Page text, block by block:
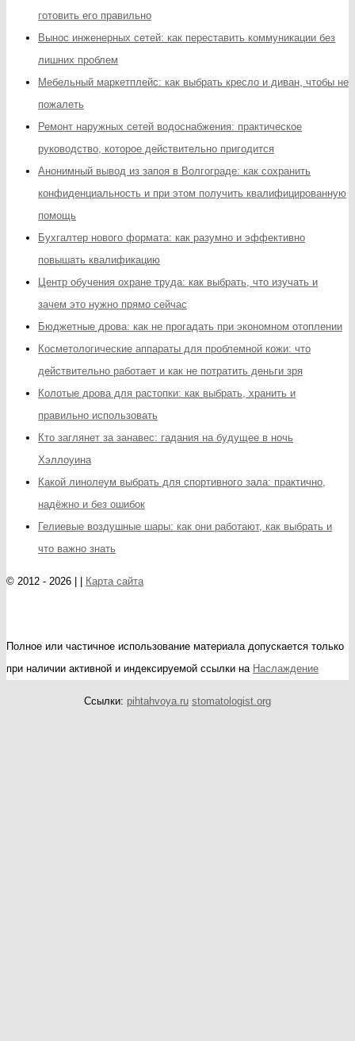
готовить его правильно
Вынос инженерных сетей: как переставить коммуникации без
лишних проблем
Мебельный маркетплейс: как выбрать кресло и диван, чтобы не
пожалеть
Ремонт наружных сетей водоснабжения: практическое
руководство, которое действительно пригодится
Анонимный вывод из запоя в Волгограде: как сохранить
конфиденциальность и при этом получить квалифицированную
помощь
Бухгалтер нового формата: как разумно и эффективно
повышать квалификацию
Центр обучения охране труда: как выбрать, что изучать и
зачем это нужно прямо сейчас
Бюджетные дрова: как не прогадать при экономном отоплении
Косметологические аппараты для проблемной кожи: что
действительно работает и как не потратить деньги зря
Колотые дрова для растопки: как выбрать, хранить и
правильно использовать
Кто заглянет за занавес: гадания на будущее в ночь
Хэллоуина
Какой линолеум выбрать для спортивного зала: практично,
надёжно и без ошибок
Гелиевые воздушные шары: как они работают, как выбрать и
что важно знать
© 2012 - 2026 | | Карта сайта
Полное или частичное использование материала допускается только
при наличии активной и индексируемой ссылки на Наслаждение
Ссылки: pihtahvoya.ru stomatologist.org